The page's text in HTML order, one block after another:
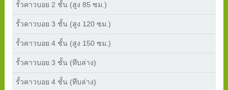
รั้วคาวบอย 2 ชั้น (สูง 85 ซม.)
รั้วคาวบอย 3 ชั้น (สูง 120 ซม.)
รั้วคาวบอย 4 ชั้น (สูง 150 ซม.)
รั้วคาวบอย 3 ชั้น (ทึบล่าง)
รั้วคาวบอย 4 ชั้น (ทึบล่าง)